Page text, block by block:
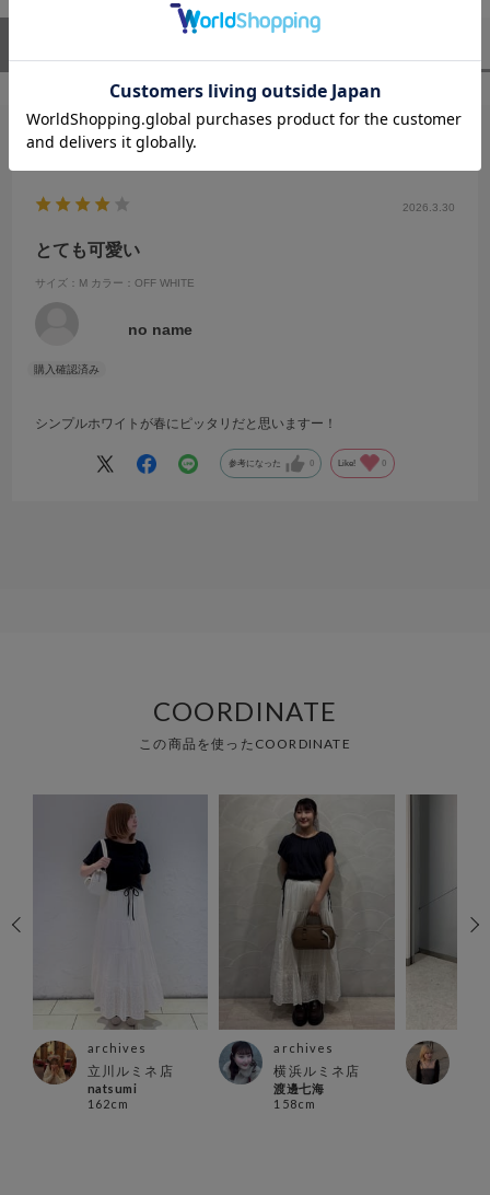
絞り込み
2026.3.30
とても可愛い
サイズ：M カラー：OFF WHITE
no name
シンプルホワイトが春にピッタリだと思いますー！
参考になった 0 Like! 0
COORDINATE
この商品を使ったCOORDINATE
archives
立川ルミネ店
natsumi
162cm
archives
横浜ルミネ店
渡邊七海
158cm